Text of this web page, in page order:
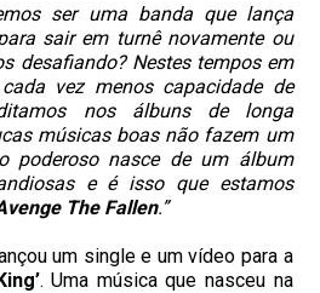
ser uma banda que lança
sair em turnê novamente ou
desafiando? Nestes tempos em
vez menos capacidade de
nos álbuns de longa
músicas boas não fazem um
poderoso nasce de um álbum
e é isso que estamos
The Fallen.”
um single e um vídeo para a
. Uma música que nasceu na